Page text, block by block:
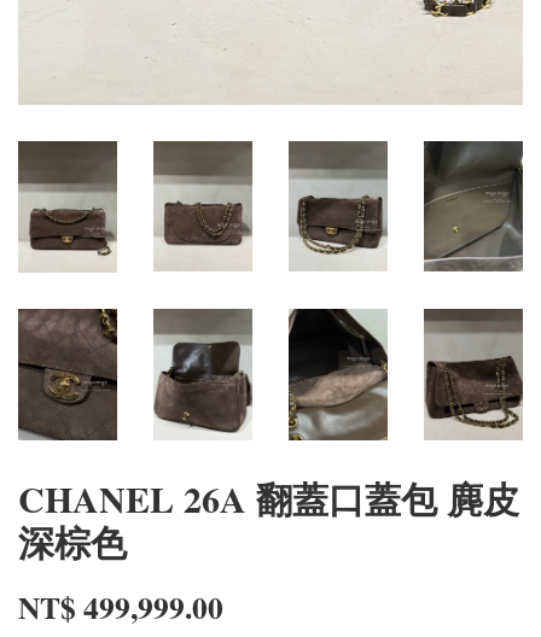
CHANEL 26A 翻蓋口蓋包 麂皮
深棕色
NT$ 499,999.00